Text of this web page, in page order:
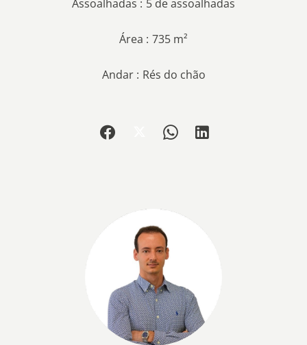
Assoalhadas 5 de assoalhadas
Área 735 m²
Andar Rés do chão